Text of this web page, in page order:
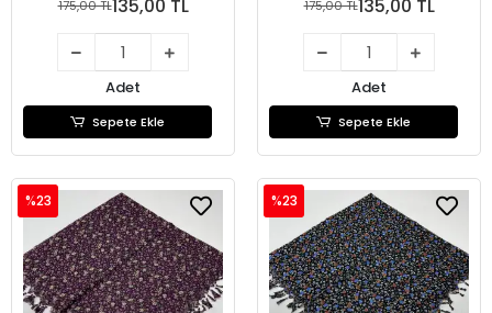
175,00 TL135,00 TL
Adet
Sepete Ekle
175,00 TL135,00 TL
Adet
Sepete Ekle
%23 %23